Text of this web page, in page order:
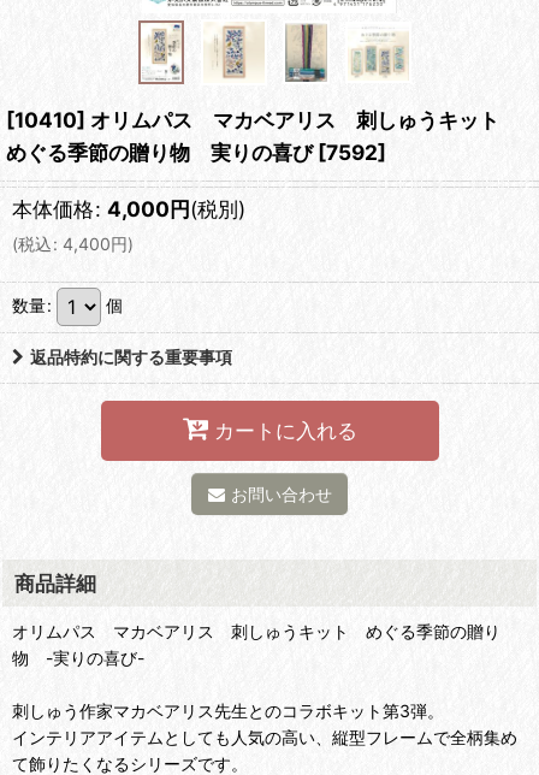
[10410] オリムパス マカベアリス 刺しゅうキット
めぐる季節の贈り物 実りの喜び [7592]
本体価格: 4,000円(税別)
(税込: 4,400円)
数量: 個
返品特約に関する重要事項
カートに入れる
お問い合わせ
商品詳細
オリムパス マカベアリス 刺しゅうキット めぐる季節の贈り
物 -実りの喜び-
刺しゅう作家マカベアリス先生とのコラボキット第3弾。
インテリアアイテムとしても人気の高い、縦型フレームで全柄集め
て飾りたくなるシリーズです。